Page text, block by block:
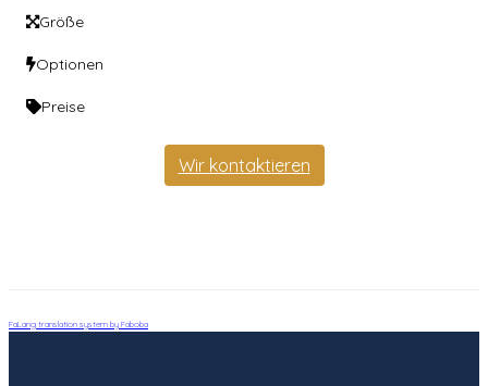
Größe
Optionen
Preise
Wir kontaktieren
FaLang translation system by Faboba